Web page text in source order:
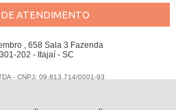
ATENDIMENTO
, 658 Sala 3 Fazenda
202 - Itajaí - SC
- CNPJ: 09.813.714/0001-93